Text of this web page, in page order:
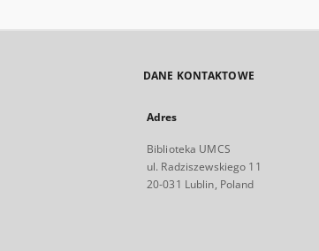
DANE KONTAKTOWE
Adres
Biblioteka UMCS
ul. Radziszewskiego 11
20-031 Lublin, Poland